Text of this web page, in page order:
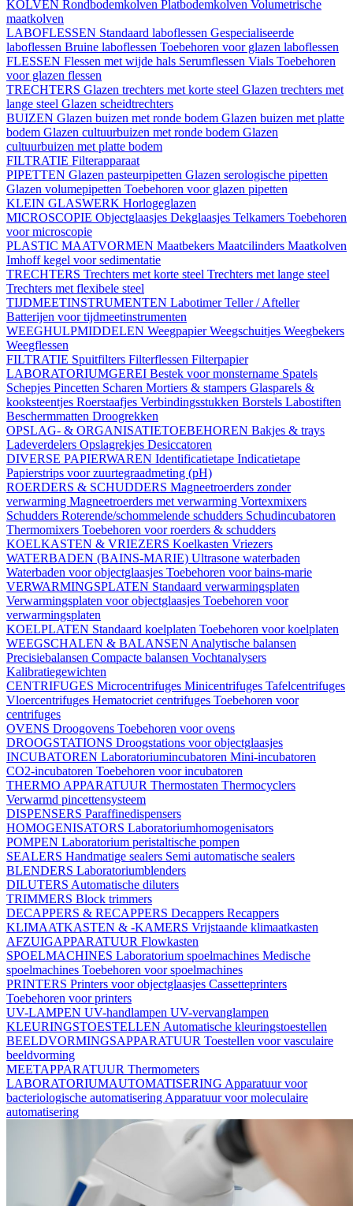
KOLVEN Rondbodemkolven Platbodemkolven Volumetrische
maatkolven
LABOFLESSEN Standaard laboflessen Gespecialiseerde
laboflessen Bruine laboflessen Toebehoren voor glazen laboflessen
FLESSEN Flessen met wijde hals Serumflessen Vials Toebehoren
voor glazen flessen
TRECHTERS Glazen trechters met korte steel Glazen trechters met
lange steel Glazen scheidtrechters
BUIZEN Glazen buizen met ronde bodem Glazen buizen met platte
bodem Glazen cultuurbuizen met ronde bodem Glazen
cultuurbuizen met platte bodem
FILTRATIE Filterapparaat
PIPETTEN Glazen pasteurpipetten Glazen serologische pipetten
Glazen volumepipetten Toebehoren voor glazen pipetten
KLEIN GLASWERK Horlogeglazen
MICROSCOPIE Objectglaasjes Dekglaasjes Telkamers Toebehoren
voor microscopie
PLASTIC MAATVORMEN Maatbekers Maatcilinders Maatkolven
Imhoff kegel voor sedimentatie
TRECHTERS Trechters met korte steel Trechters met lange steel
Trechters met flexibele steel
TIJDMEETINSTRUMENTEN LabotimerTeller / Afteller
Batterijen voor tijdmeetinstrumenten
WEEGHULPMIDDELEN WeegpapierWeegschuitjes Weegbekers
Weegflessen
FILTRATIE Spuitfilters Filterflessen Filterpapier
LABORATORIUMGEREI Bestek voor monstername Spatels
Schepjes Pincetten Scharen Mortiers & stampers Glasparels &
kooksteentjes Roerstaafjes Verbindingsstukken Borstels Labostiften
Beschermmatten Droogrekken
OPSLAG- & ORGANISATIETOEBEHOREN Bakjes & trays
Ladeverdelers Opslagrekjes Desiccatoren
DIVERSE PAPIERWAREN Identificatietape Indicatietape
Papierstrips voor zuurtegraadmeting (pH)
ROERDERS & SCHUDDERS Magneetroerders zonder
verwarming Magneetroerders met verwarming Vortexmixers
Schudders Roterende/schommelende schudders Schudincubatoren
Thermomixers Toebehoren voor roerders & schudders
KOELKASTEN & VRIEZERS Koelkasten Vriezers
WATERBADEN (BAINS-MARIE) Ultrasone waterbaden
Waterbaden voor objectglaasjes Toebehoren voor bains-marie
VERWARMINGSPLATEN Standaard verwarmingsplaten
Verwarmingsplaten voor objectglaasjes Toebehoren voor
verwarmingsplaten
KOELPLATEN Standaard koelplaten Toebehoren voor koelplaten
WEEGSCHALEN & BALANSEN Analytische balansen
Precisiebalansen Compacte balansen Vochtanalysers
Kalibratiegewichten
CENTRIFUGES Microcentrifuges Minicentrifuges Tafelcentrifuges
Vloercentrifuges Hematocriet centrifuges Toebehoren voor
centrifuges
OVENS Droogovens Toebehoren voor ovens
DROOGSTATIONS Droogstations voor objectglaasjes
INCUBATOREN Laboratoriumincubatoren Mini-incubatoren
CO2-incubatoren Toebehoren voor incubatoren
THERMO APPARATUUR Thermostaten Thermocyclers
Verwarmd pincettensysteem
DISPENSERS Paraffinedispensers
HOMOGENISATORS Laboratoriumhomogenisators
POMPEN Laboratorium peristaltische pompen
SEALERS Handmatige sealers Semi automatische sealers
BLENDERS Laboratoriumblenders
DILUTERS Automatische diluters
TRIMMERS Block trimmers
DECAPPERS & RECAPPERS Decappers Recappers
KLIMAATKASTEN & -KAMERS Vrijstaande klimaatkasten
AFZUIGAPPARATUUR Flowkasten
SPOELMACHINES Laboratorium spoelmachines Medische
spoelmachines Toebehoren voor spoelmachines
PRINTERS Printers voor objectglaasjes Cassetteprinters
Toebehoren voor printers
UV-LAMPEN UV-handlampen UV-vervanglampen
KLEURINGSTOESTELLEN Automatische kleuringstoestellen
BEELDVORMINGSAPPARATUUR Toestellen voor vasculaire
beeldvorming
MEETAPPARATUUR Thermometers
LABORATORIUMAUTOMATISERING Apparatuur voor
bacteriologische automatisering Apparatuur voor moleculaire
automatisering